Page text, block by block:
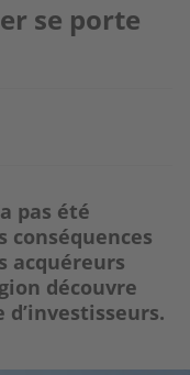
se porte
pas été
conséquences
acquéreurs
découvre